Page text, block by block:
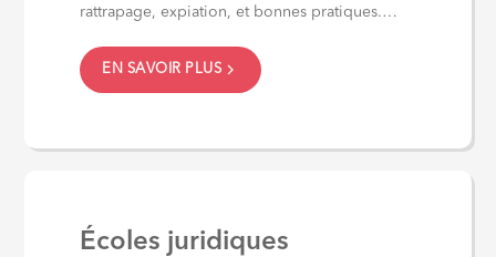
rattrapage, expiation, et bonnes pratiques.
EN SAVOIR PLUS
Écoles juridiques